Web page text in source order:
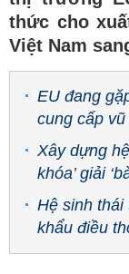
thức cho
Việt Nam
EU đang
cung cấp
Xây dựng
khóa’ giải
Hệ sinh thái
khẩu điều